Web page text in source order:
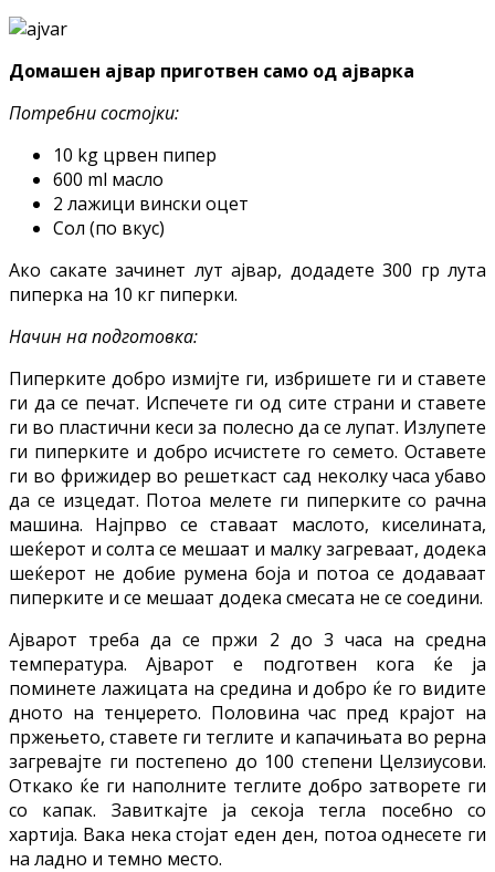
Домашен ајвар приготвен само од ајварка
Потребни состојки:
10 kg црвен пипер
600 ml масло
2 лажици вински оцет
Сол (по вкус)
Ако сакате зачинет лут ајвар, додадете 300 гр лута
пиперка на 10 кг пиперки.
Начин на подготовка:
Пиперките добро измијте ги, избришете ги и ставете
ги да се печат. Испечете ги од сите страни и ставете
ги во пластични кеси за полесно да се лупат. Излупете
ги пиперките и добро исчистете го семето. Оставете
ги во фрижидер во решеткаст сад неколку часа убаво
да се изцедат. Потоа мелете ги пиперките со рачна
машина. Најпрво се ставаат маслото, киселината,
шеќерот и солта се мешаат и малку загреваат, додека
шеќерот не добие румена боја и потоа се додаваат
пиперките и се мешаат додека смесата не се соедини.
Ајварот треба да се пржи 2 до 3 часа на средна
температура. Ајварот е подготвен кога ќе ја
поминете лажицата на средина и добро ќе го видите
дното на тенџерето. Половина час пред крајот на
пржењето, ставете ги теглите и капачињата во рерна
загревајте ги постепено до 100 степени Целзиусови.
Откако ќе ги наполните теглите добро затворете ги
со капак. Завиткајте ја секоја тегла посебно со
хартија. Вака нека стојат еден ден, потоа однесете ги
на ладно и темно место.